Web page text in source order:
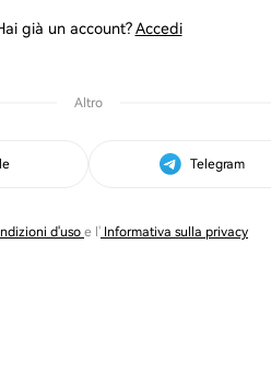
già un account?Accedi
Altro
Telegram
d'uso e l' Informativa sulla privacy